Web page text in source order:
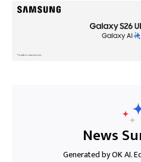
News
Generated by OK AI.